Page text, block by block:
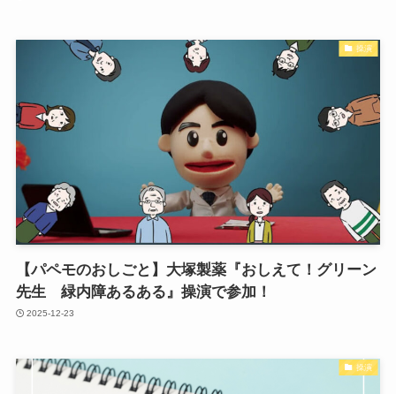
操演
【パペモのおしごと】大塚製薬『おしえて！グリーン
先生 緑内障あるある』操演で参加！
2025-12-23
操演